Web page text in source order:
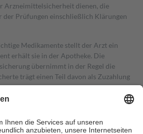
Arzneimittelsicherheit dienen, die
der Prüfungen einschließlich Klärungen
Medikamente stellt der Arzt ein
erhält sie in der Apotheke. Die
übernimmt in der Regel die
trägt einen Teil davon als Zuzahlung
Zuzahlungen in Höhe von zehn
sind jedoch nie mehr als die tatsächlichen